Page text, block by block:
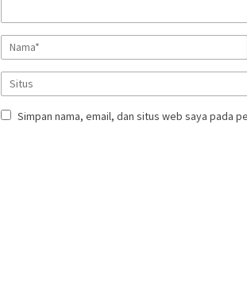
Simpan nama, email, dan situs web saya pada